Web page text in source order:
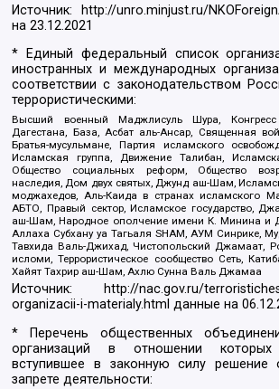
Источник: http://unro.minjust.ru/
на23.12.2021
* Единый федеральный список
иностранных и международных
соответствии с законодательством
террористическими:
Высший военный Маджлисуль Шура,
Дагестана, База, Асбат аль-Ансар, Священная
Братья-мусульмане, Партия исламского
Исламская группа, Движение Талибан,
Общество социальных реформ, Общество
наследия, Дом двух святых, Джунд аш-Шам,
моджахедов, Аль-Каида в странах исламского
АБТО, Правый сектор, Исламское государство,
аш-Шам, Народное ополчение имени К. Минина и
Аллаха Субхану уа Тагьаля SHAM, АУМ Синрике,
Тавхида Валь-Джихад, Чистопольский Джамаат,
исломи, Террористическое сообщество Сеть,
Хайят Тахрир аш-Шам, Ахлю Сунна Валь Джамаа
Источник:
http://nac.gov.ru/
organizacii-i-materialy.html данные на
* Перечень общественных
организаций в отношении
вступившее в законную силу решение
запрете деятельности: